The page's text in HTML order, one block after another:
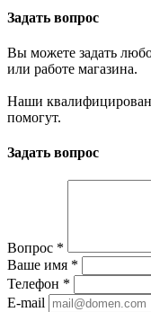
Задать вопрос
Вы можете задать
или работе магазина.
Наши
помогут.
Задать вопрос
Вопрос *
Ваше имя *
Телефон *
E-mail